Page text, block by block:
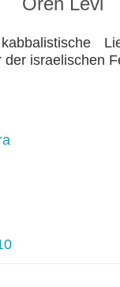
der israelischen